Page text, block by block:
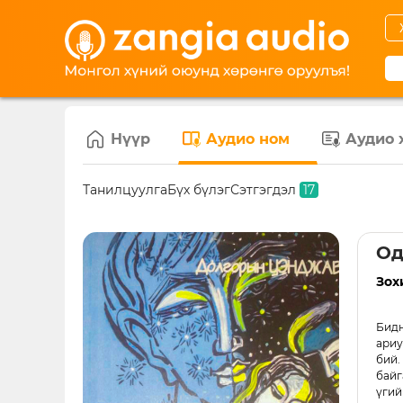
Нүүр Аудио ном Аудио
ТанилцуулгаБүх бүлэгСэтгэгдэл 17
бий.